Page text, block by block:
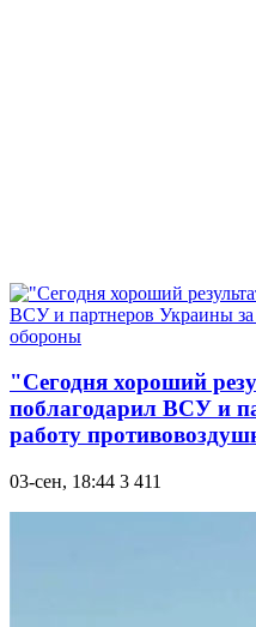
"Сегодня хороший
поблагодарил ВСУ и
работу
03-сен, 18:44 3 411